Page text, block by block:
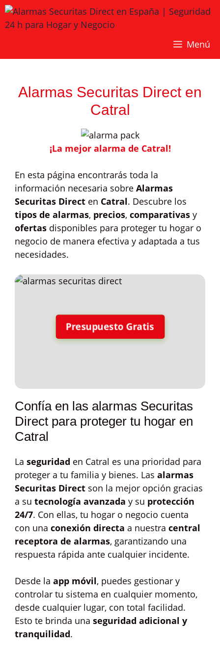
Saltar
al
contenido
Menú
Alarmas Securitas Direct en
Catral
¡La mejor alarma de Catral!
En esta página encontrarás toda la
información necesaria sobre Alarmas
Securitas Direct en Catral. Descubre los
tipos de alarmas, precios, comparativas y
ofertas disponibles para proteger tu hogar o
negocio de manera efectiva y adaptada a tus
necesidades.
Presupuesto Gratis
Confía en las alarmas Securitas
Direct para proteger tu hogar en
Catral
La seguridad en Catral es una prioridad para
proteger a tu familia y bienes. Las alarmas
Securitas Direct son la mejor opción gracias
a su tecnología avanzada y su protección
24/7. Con ellas, tu hogar o negocio cuenta
con una conexión directa a nuestra central
receptora de alarmas, garantizando una
respuesta rápida ante cualquier incidente.
Desde la app móvil, puedes gestionar y
controlar tu sistema en cualquier momento,
desde cualquier lugar, con total facilidad.
Esto te brinda una seguridad adicional y
tranquilidad.